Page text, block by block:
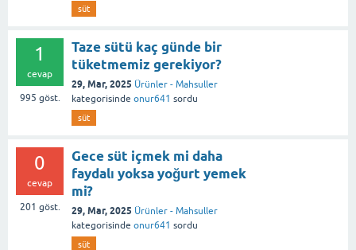
süt
1
cevap
995 göst.
Taze sütü kaç günde bir
tüketmemiz gerekiyor?
29, Mar, 2025 Ürünler - Mahsuller
kategorisinde onur641 sordu
süt
0
cevap
201 göst.
Gece süt içmek mi daha
faydalı yoksa yoğurt yemek
mi?
29, Mar, 2025 Ürünler - Mahsuller
kategorisinde onur641 sordu
süt